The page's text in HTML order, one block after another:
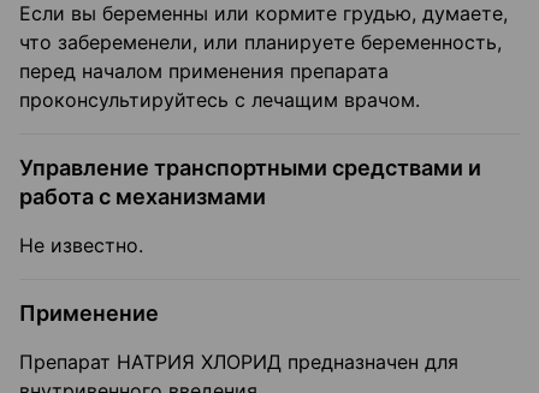
Если вы беременны или кормите грудью, думаете,
что забеременели, или планируете беременность,
перед началом применения препарата
проконсультируйтесь с лечащим врачом.
Управление транспортными средствами и
работа с механизмами
Не известно.
Применение
Препарат НАТРИЯ ХЛОРИД предназначен для